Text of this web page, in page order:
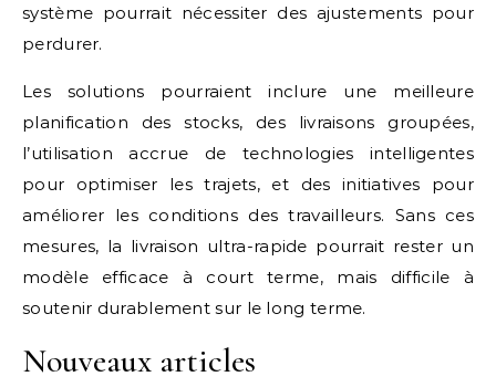
système pourrait nécessiter des ajustements pour
perdurer.
Les solutions pourraient inclure une meilleure
planification des stocks, des livraisons groupées,
l’utilisation accrue de technologies intelligentes
pour optimiser les trajets, et des initiatives pour
améliorer les conditions des travailleurs. Sans ces
mesures, la livraison ultra-rapide pourrait rester un
modèle efficace à court terme, mais difficile à
soutenir durablement sur le long terme.
Nouveaux articles